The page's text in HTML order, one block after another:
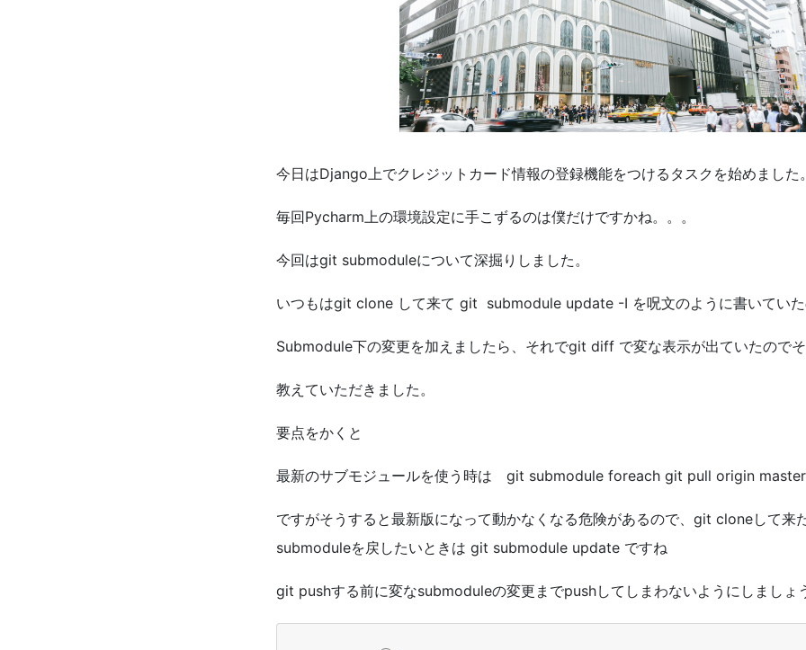
今日はDjango上でクレジットカード情報の登録機能をつけるタスクを始めました。
毎回Pycharm上の環境設定に手こずるのは僕だけですかね。。。
今回はgit submoduleについて深掘りしました。
いつもはgit clone して来て git submodule update -I を呪文のように書いていた
Submodule下の変更を加えましたら、それでgit diff で変な表示が出ていたので
教えていただきました。
要点をかくと
最新のサブモジュールを使う時は git submodule foreach git pull origin master
ですがそうすると最新版になって動かなくなる危険があるので、 git cloneして来
submoduleを戻したいときは git submodule update ですね
git pushする前に変なsubmoduleの変更までpushしてしまわないようにしましょ